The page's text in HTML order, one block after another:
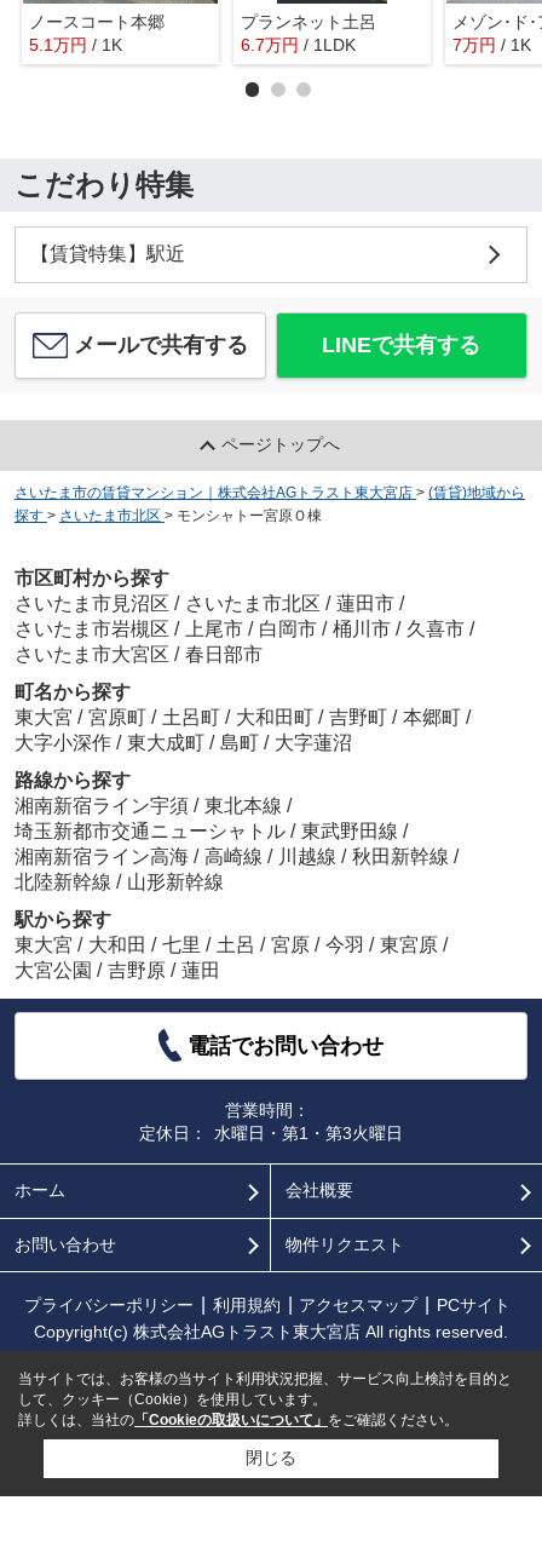
ノースコート本郷
5.1万円 / 1K
プランネット土呂
6.7万円 / 1LDK
メゾン･ド
7万円 / 1K
こだわり特集
【賃貸特集】駅近
メールで共有する LINEで共有する
ページトップへ
さいたま市の賃貸マンション｜株式会社AGトラスト東大宮店 > (賃貸)地域から
探す > さいたま市北区 > モンシャトー宮原Ｏ棟
市区町村から探す
さいたま市見沼区 / さいたま市北区 / 蓮田市 /
さいたま市岩槻区 / 上尾市 / 白岡市 / 桶川市 / 久喜市 /
さいたま市大宮区 / 春日部市
町名から探す
東大宮 / 宮原町 / 土呂町 / 大和田町 / 吉野町 / 本郷町 /
大字小深作 / 東大成町 / 島町 / 大字蓮沼
路線から探す
湘南新宿ライン宇須 / 東北本線 /
埼玉新都市交通ニューシャトル / 東武野田線 /
湘南新宿ライン高海 / 高崎線 / 川越線 / 秋田新幹線 /
北陸新幹線 / 山形新幹線
駅から探す
東大宮 / 大和田 / 七里 / 土呂 / 宮原 / 今羽 / 東宮原 /
大宮公園 / 吉野原 / 蓮田
電話でお問い合わせ
営業時間：
定休日：
水曜日・第1・第3火曜日
ホーム 会社概要
お問い合わせ 物件リクエスト
プライバシーポリシー 利用規約 アクセスマップ
PCサイト
Copyright(c) 株式会社AGトラスト東大宮店 All rights reserved.
当サイトでは、お客様の当サイト利用状況把握、サービス向上検討を目的と
して、クッキー（Cookie）を使用しています。
詳しくは、当社の 「Cookieの取扱いについて」 をご確認ください。
閉じる